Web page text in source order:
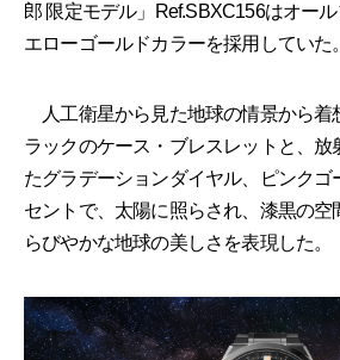
郎 限定モデル」Ref.SBXC156はオー
エローゴールドカラーを採用していた。
人工衛星から見た地球の情景から着
ラックのケース・ブレスレットと、放
たグラデーションダイヤル、ピンクゴ
セントで、太陽に照らされ、漆黒の空
らびやかな地球の美しさを表現した。